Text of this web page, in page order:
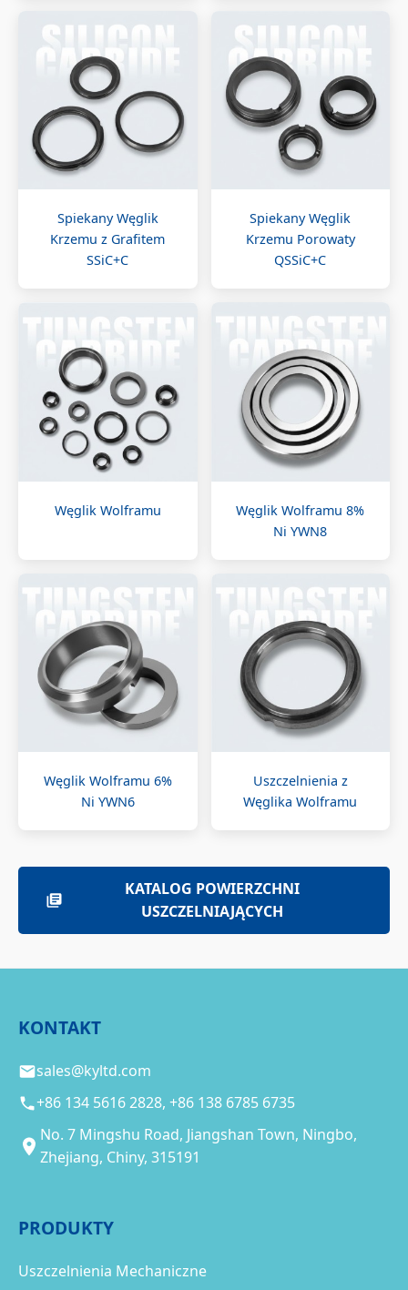
Spiekany Węglik
Krzemu z Grafitem
SSiC+C
Spiekany Węglik
Krzemu Porowaty
QSSiC+C
Węglik Wolframu
Węglik Wolframu 8%
Ni YWN8
Węglik Wolframu 6%
Ni YWN6
Uszczelnienia z
Węglika Wolframu
KATALOG POWIERZCHNI
USZCZELNIAJĄCYCH
KONTAKT
sales@kyltd.com
+86 134 5616 2828, +86 138 6785 6735
No. 7 Mingshu Road, Jiangshan Town, Ningbo,
Zhejiang, Chiny, 315191
PRODUKTY
Uszczelnienia Mechaniczne